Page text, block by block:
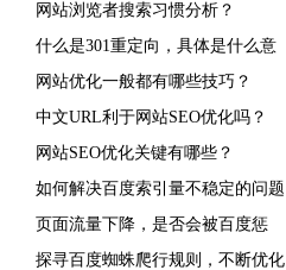
的几个办法？
网站浏览者搜索习惯分析？
什么是301重定向，具体是什么意
思？
网站优化一般都有哪些技巧？
中文URL利于网站SEO优化吗？
网站SEO优化关键有哪些？
如何解决百度索引量不稳定的问题
页面流量下降，是否会被百度惩
罚？
探寻百度蜘蛛爬行规则，不断优化